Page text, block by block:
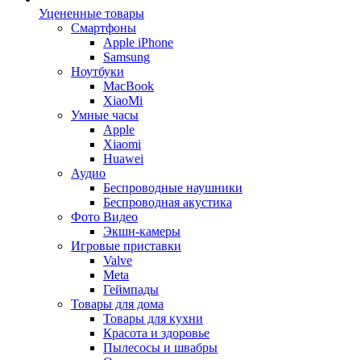
Уцененные товары
Cмартфоны
Apple iPhone
Samsung
Ноутбуки
MacBook
XiaoMi
Умные часы
Apple
Xiaomi
Huawei
Аудио
Беспроводные наушники
Беспроводная акустика
Фото Видео
Экшн-камеры
Игровые приставки
Valve
Meta
Геймпады
Товары для дома
Товары для кухни
Красота и здоровье
Пылесосы и швабры